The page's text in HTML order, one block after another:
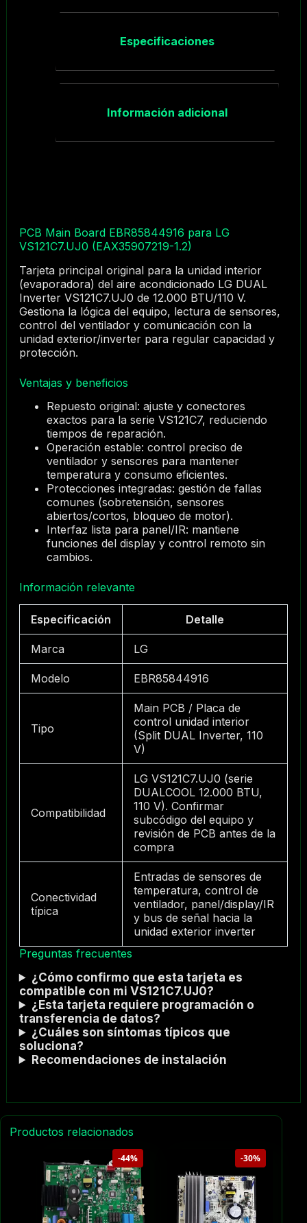
Especificaciones
Información adicional
PCB Main Board EBR85844916 para LG
VS121C7.UJ0 (EAX35907219-1.2)
Tarjeta principal original para la unidad interior
(evaporadora) del aire acondicionado LG DUAL
Inverter VS121C7.UJ0 de 12.000 BTU/110 V.
Gestiona la lógica del equipo, lectura de sensores,
control del ventilador y comunicación con la
unidad exterior/inverter para regular capacidad y
protección.
Ventajas y beneficios
Repuesto original: ajuste y conectores
exactos para la serie VS121C7, reduciendo
tiempos de reparación.
Operación estable: control preciso de
ventilador y sensores para mantener
temperatura y consumo eficientes.
Protecciones integradas: gestión de fallas
comunes (sobretensión, sensores
abiertos/cortos, bloqueo de motor).
Interfaz lista para panel/IR: mantiene
funciones del display y control remoto sin
cambios.
Información relevante
Especificación Detalle
Marca LG
Modelo EBR85844916
Tipo
Main PCB / Placa de
control unidad interior
(Split DUAL Inverter, 110
V)
Compatibilidad
LG VS121C7.UJ0 (serie
DUALCOOL 12.000 BTU,
110 V). Confirmar
subcódigo del equipo y
revisión de PCB antes de la
compra
Conectividad
típica
Entradas de sensores de
temperatura, control de
ventilador, panel/display/IR
y bus de señal hacia la
unidad exterior inverter
Preguntas frecuentes
¿Cómo confirmo que esta tarjeta es
compatible con mi VS121C7.UJ0?
¿Esta tarjeta requiere programación o
transferencia de datos?
¿Cuáles son síntomas típicos que
soluciona?
Recomendaciones de instalación
Productos relacionados
-44% -30%